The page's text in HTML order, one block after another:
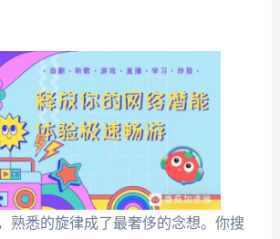
熟悉的旋律成了最奢侈的念想。你搜